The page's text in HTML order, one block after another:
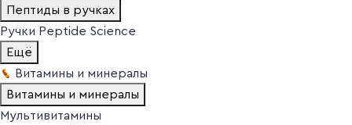
Пептиды в ручках
Ручки Peptide Science
Ещё
Витамины и минералы
Витамины и минералы
Мультивитамины